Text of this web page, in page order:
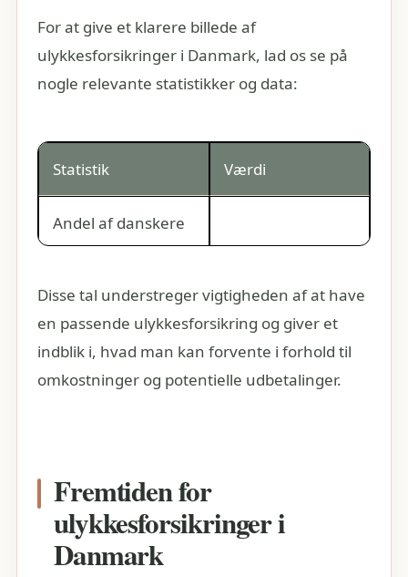
For at give et klarere billede af
ulykkesforsikringer i Danmark, lad os se på
nogle relevante statistikker og data:
Statistik Værdi
Andel af danskere
med
Ca. 60%
Gennemsnitlig årlig
præmie
1.200 – 2.500 kr.
Gennemsnitlig
udbetalingssum
250.000 –
Disse tal understreger vigtigheden af at have
en passende ulykkesforsikring og giver et
indblik i, hvad man kan forvente i forhold til
omkostninger og potentielle udbetalinger.
Fremtiden for
ulykkesforsikringer i
Danmark